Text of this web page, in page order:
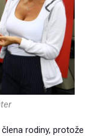
rodiny, protože